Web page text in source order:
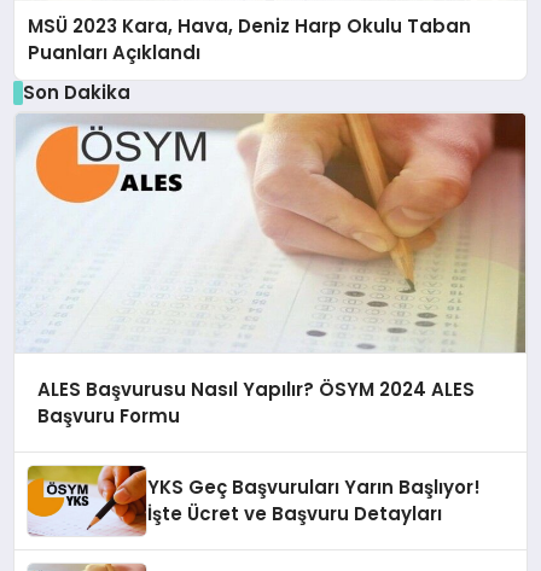
MSÜ 2023 Kara, Hava, Deniz Harp Okulu Taban
Puanları Açıklandı
Son Dakika
ALES Başvurusu Nasıl Yapılır? ÖSYM 2024 ALES
Başvuru Formu
YKS Geç Başvuruları Yarın Başlıyor!
İşte Ücret ve Başvuru Detayları